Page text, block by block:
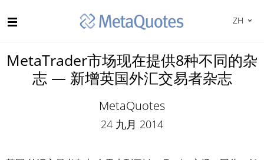
ZH
MetaTrader市场现在提供8种不同的杂
志 — 新增英国外汇交易者杂志
MetaQuotes
24 九月 2014